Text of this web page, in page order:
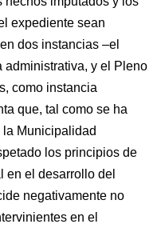
expediente sean
dos instancias –el
y el Pleno
como instancia
que, tal como se ha
Municipalidad
los principios de
en el desarrollo del
negativamente no
en el